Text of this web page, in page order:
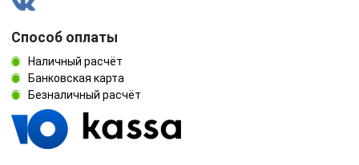
Способ оплаты
Наличный расчёт
Банковская карта
Безналичный расчёт